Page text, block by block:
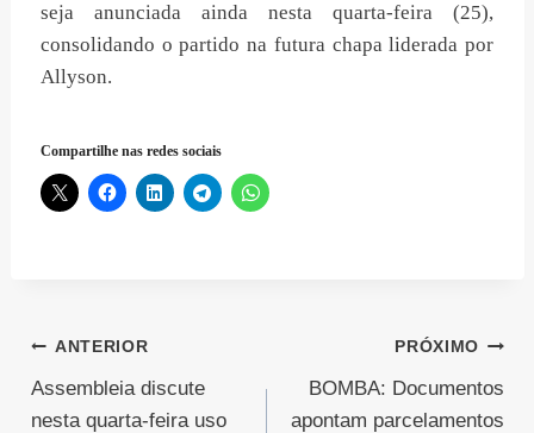
seja anunciada ainda nesta quarta-feira (25),
consolidando o partido na futura chapa liderada por
Allyson.
Compartilhe nas redes sociais
Navegação
de
ANTERIOR
Assembleia discute
nesta quarta-feira uso
PRÓXIMO
BOMBA: Documentos
apontam parcelamentos